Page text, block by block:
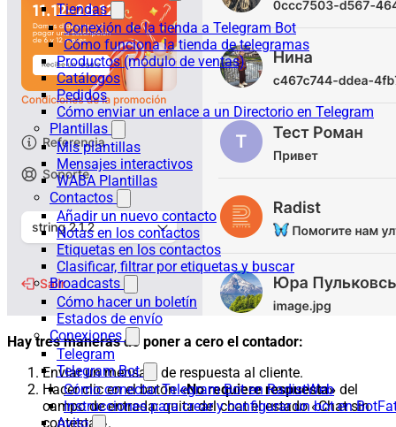
Tiendas
Conexión de la tienda a Telegram Bot
Cómo funciona la tienda de telegramas
Productos (módulo de ventas)
Catálogos
Pedidos
Cómo enviar un enlace a un Directorio en Telegram
Plantillas
Mis plantillas
Mensajes interactivos
WABA Plantillas
Contactos
Añadir un nuevo contacto
Notas en los contactos
Etiquetas en los contactos
Clasificar, filtrar por etiquetas y buscar
Broadcasts
Cómo hacer un boletín
Estados de envío
Conexiones
Telegram
Telegram Bot
Cómo conectar Telegram Bot en RadistWeb
Instrucciones para crear y configurar un bot en
Avito
Hay tres maneras de poner a cero el contador:
Enviar un mensaje de respuesta al cliente.
Hacer clic en el botón«No requiere respuesta» del
campo de entrada: quita del chat el estado «Chat sin
contestar».